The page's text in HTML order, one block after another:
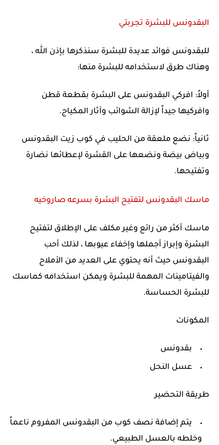
البقدونس للبشرة تجربتي
للبقدونس فوائد عديدة للبشرة سنذكرها بإذن الله ،
وهناك طرق لاستخدامه للبشرة منها:
أولاً: افركي البقدونس على البشرة بقطعة قطن
وافركيها جيداً لإزالة الشوائب وآثار المكياج.
ثانياً: نضع ملعقة من الحليب في كوب زيت البقدونس
وبياض بيضة ونضعها على القشرة لإعطائها نضارة
وتفتيحها.
ماسك البقدونس لتفتيح البشرة بسرعه صاروخيه
ماسك أكثر من رائع وغير مكلف على الإطلاق لتفتيح
البشرة وإبراز أجملها وإخفاء عيوبها ، لذلك أحب
البقدونس حيث أنه يحتوي على العديد من الأملاح
والفيتامينات المهمة للبشرة ويمكن استخدامه كماسك
للبشرة الحساسة.
المكونات
بقدونس
عسل النحل
طريقة التحضير
يتم إضافة نصف كوب من البقدونس المفروم ناعماً
وخلطه بالعسل الطبيعي.